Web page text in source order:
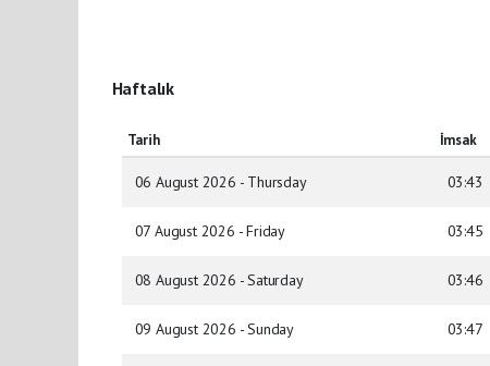
Haftalık
Tarih İmsak
06 August 2026 - Thursday 03:43
07 August 2026 - Friday 03:45
08 August 2026 - Saturday 03:46
09 August 2026 - Sunday 03:47